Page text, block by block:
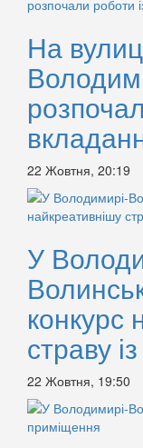
На
22 Жовтня, 20:19
У
конкурс
страву
22 Жовтня, 19:50